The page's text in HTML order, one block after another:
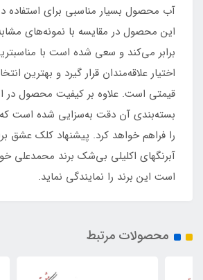
آب محصول بسیار مناسبی برای استفاده
این محصول در مقایسه با نمونه‌های
برابر می‌کند و سعی شده است با
اختیار علاقه‌مندان قرار گیرد و بهترین
قیمتی است. علاوه بر کیفیت محصول در
بسته‌بندی آن دقت به‌سزایی شده است که
را فراهم خواهد کرد. پیشنهاد کلک عشق
آبرنگهای اکلیلی بی‌شک برند محمدعلی
است این برند را نمایندگی نماید.
محصولات مرتبط